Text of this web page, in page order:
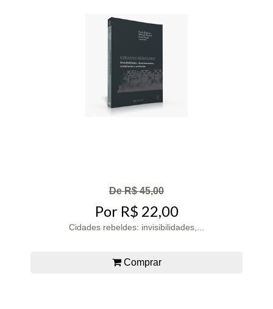
De R$ 45,00
Por R$ 22,00
Cidades rebeldes: invisibilidades,...
Comprar